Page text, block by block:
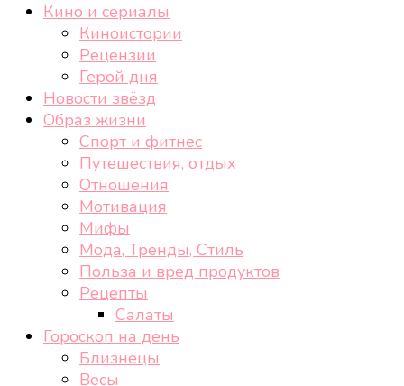
cheek-look.ru
Женский сайт о звездах и кино, а также трендах,
здоровом образе жизни, спорте, стиле, отдыхе и
Кино и сериалы
Киноистории
Рецензии
Герой дня
Новости звёзд
Образ жизни
Спорт и фитнес
Путешествия, отдых
Отношения
Мотивация
Мифы
Мода, Тренды, Стиль
Польза и вред продуктов
Рецепты
Салаты
Гороскоп на день
Близнецы
Весы